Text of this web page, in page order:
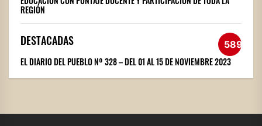
REGIÓN
DESTACADAS 589
EL DIARIO DEL PUEBLO Nº 328 – DEL 01 AL 15 DE NOVIEMBRE 2023